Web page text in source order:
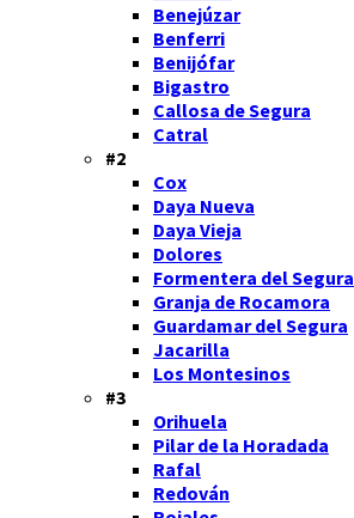
Benejúzar
Benferri
Benijófar
Bigastro
Callosa de Segura
Catral
#2
Cox
Daya Nueva
Daya Vieja
Dolores
Formentera del Segura
Granja de Rocamora
Guardamar del Segura
Jacarilla
Los Montesinos
#3
Orihuela
Pilar de la Horadada
Rafal
Redován